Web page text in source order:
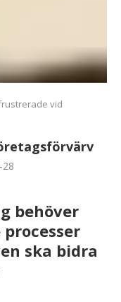
vid
28
behöver
ska bidra